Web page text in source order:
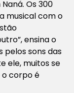
Os 300
musical com o
ensina o
pelos sons das
ele, muitos se
o corpo é